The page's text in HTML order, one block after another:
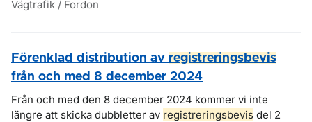
Vägtrafik / Fordon
Förenklad distribution av registreringsbevis
från och med 8 december 2024
Från och med den 8 december 2024 kommer vi inte
längre att skicka dubbletter av registreringsbevis del 2